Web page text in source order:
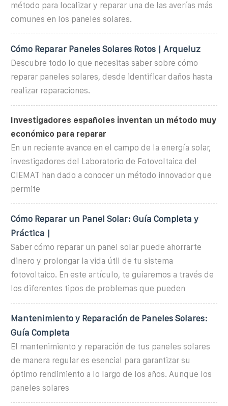
método para localizar y reparar una de las averías más
comunes en los paneles solares.
Cómo Reparar Paneles Solares Rotos | Arqueluz
Descubre todo lo que necesitas saber sobre cómo
reparar paneles solares, desde identificar daños hasta
realizar reparaciones.
Investigadores españoles inventan un método muy
económico para reparar
En un reciente avance en el campo de la energía solar,
investigadores del Laboratorio de Fotovoltaica del
CIEMAT han dado a conocer un método innovador que
permite
Cómo Reparar un Panel Solar: Guía Completa y
Práctica |
Saber cómo reparar un panel solar puede ahorrarte
dinero y prolongar la vida útil de tu sistema
fotovoltaico. En este artículo, te guiaremos a través de
los diferentes tipos de problemas que pueden
Mantenimiento y Reparación de Paneles Solares:
Guía Completa
El mantenimiento y reparación de tus paneles solares
de manera regular es esencial para garantizar su
óptimo rendimiento a lo largo de los años. Aunque los
paneles solares